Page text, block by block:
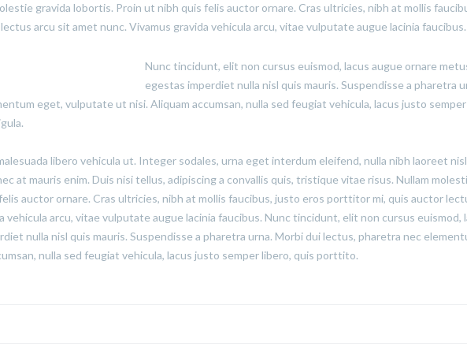
gravida lobortis. Proin ut nibh quis felis auctor ornare. Cras ultricies, nibh at mollis
arcu sit amet nunc. Vivamus gravida vehicula arcu, vitae vulputate augue lacinia faucibus.
Nunc tincidunt, elit non cursus euismod, lacus augue ornare
egestas imperdiet nulla nisl quis mauris. Suspendisse a pharetra
eget, vulputate ut nisi. Aliquam accumsan, nulla sed feugiat vehicula, lacus justo
libero vehicula ut. Integer sodales, urna eget interdum eleifend, nulla nibh laoreet
at mauris enim. Duis nisi tellus, adipiscing a convallis quis, tristique vitae risus. Nullam
auctor ornare. Cras ultricies, nibh at mollis faucibus, justo eros porttitor mi, quis auctor
vehicula arcu, vitae vulputate augue lacinia faucibus. Nunc tincidunt, elit non cursus euismod,
nulla nisl quis mauris. Suspendisse a pharetra urna. Morbi dui lectus, pharetra nec
nulla sed feugiat vehicula, lacus justo semper libero, quis porttito.